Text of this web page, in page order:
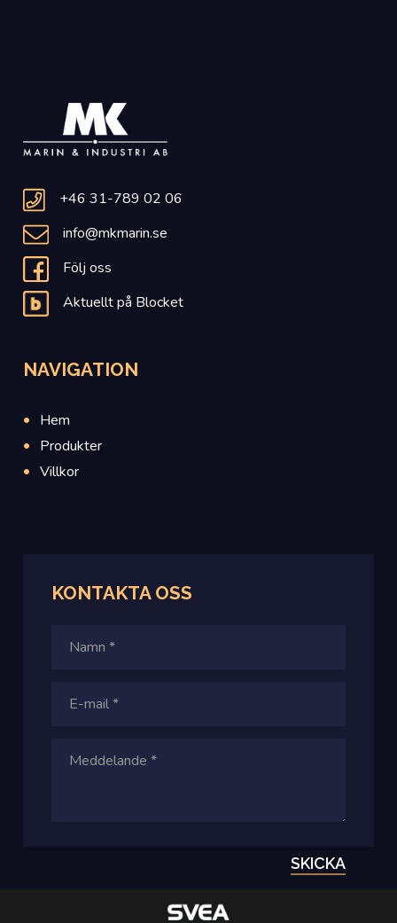
+46 31-789 02 06
info@mkmarin.se
Följ oss
Aktuellt på Blocket
NAVIGATION
Hem
Produkter
Villkor
KONTAKTAOSS
SKICKA